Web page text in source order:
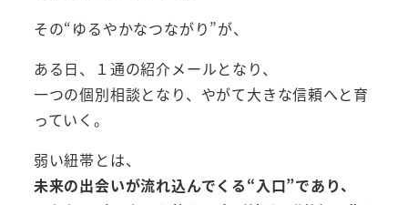
その“ゆるやかなつながり”が、
ある日、１通の紹介メールとなり、
一つの個別相談となり、やがて大きな信頼へと育
っていく。
弱い紐帯とは、
未来の出会いが流れ込んでくる“入口”であり、